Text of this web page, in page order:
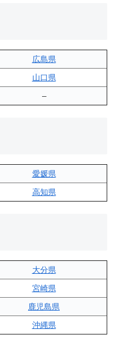
広島県
山口県
–
愛媛県
高知県
大分県
宮崎県
鹿児島県
沖縄県